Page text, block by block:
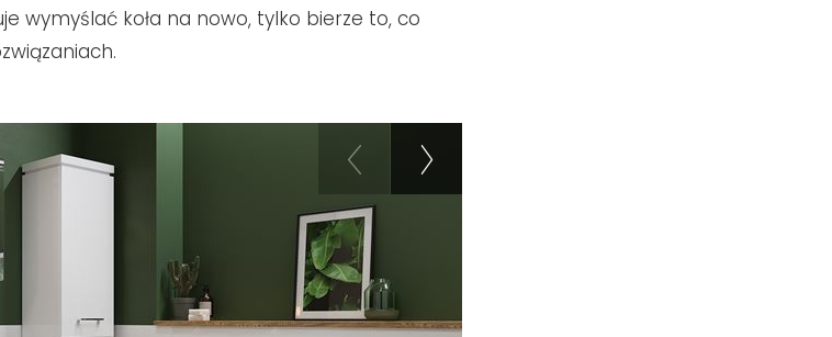
wymyślać koła na nowo, tylko bierze to, co